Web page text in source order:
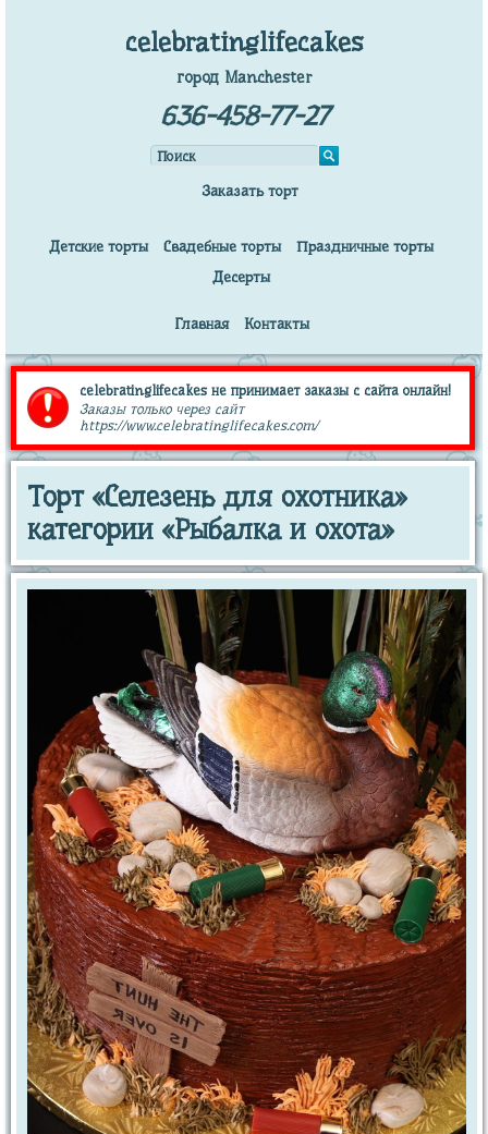
celebratinglifecakes
город Manchester
636-458-77-27
Заказать торт
Детские торты Свадебные торты
Праздничные торты
Десерты
Главная Контакты
celebratinglifecakes не принимает заказы с сайта онлайн!
Заказы только через сайт
https://www.celebratinglifecakes.com/
Торт «Селезень для охотника»
категории «Рыбалка и охота»